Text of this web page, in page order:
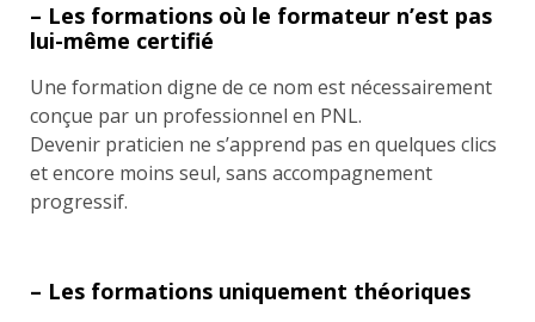
– Les formations où le formateur n’est pas
lui-même certifié
Une formation digne de ce nom est nécessairement
conçue par un professionnel en PNL.
Devenir praticien ne s’apprend pas en quelques clics
et encore moins seul, sans accompagnement
progressif.
– Les formations uniquement théoriques